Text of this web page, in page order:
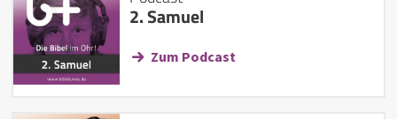
2. Samuel
Zum Podcast